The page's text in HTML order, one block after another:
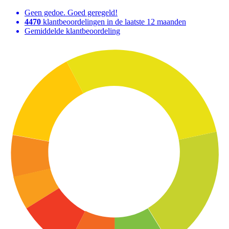
Geen gedoe. Goed geregeld!
4470 klantbeoordelingen in de laatste 12 maanden
Gemiddelde klantbeoordeling